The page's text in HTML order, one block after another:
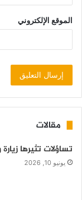
الموقع الإلكتروني
مقالات
تساؤلات تثيرها
يونيو 10, 2026